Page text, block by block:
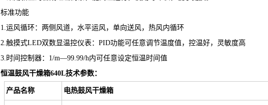
标准功能
1.运风循环：两侧风道，水平运风，单向送风，热风内循环
2.触摸式LED双数显温控仪表：PID功能可任意调节温度值，控温好，灵敏度高
3.时间控制器：1/m—99.99/h内可任意设定恒温时间值
恒温鼓风干燥箱640L技术参数：
产品名称 电热鼓风干燥箱